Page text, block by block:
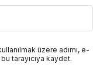
üzere adımı, e-
tarayıcıya kaydet.